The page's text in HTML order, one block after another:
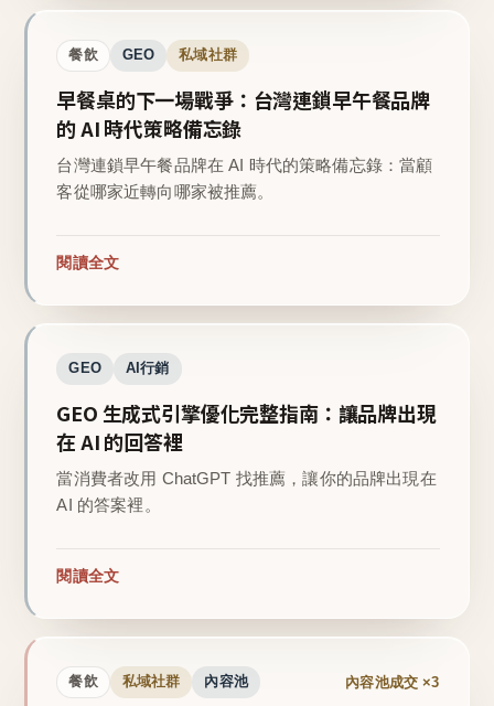
餐飲 GEO 私域社群
早餐桌的下一場戰爭：台灣連鎖早午餐品牌
的 AI 時代策略備忘錄
台灣連鎖早午餐品牌在 AI 時代的策略備忘錄：當顧
客從哪家近轉向哪家被推薦。
閱讀全文
GEO AI行銷
GEO 生成式引擎優化完整指南：讓品牌出現
在 AI 的回答裡
當消費者改用 ChatGPT 找推薦，讓你的品牌出現在
AI 的答案裡。
閱讀全文
餐飲 私域社群 內容池 內容池成交 ×3